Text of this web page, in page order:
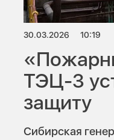
30.03.2026 10:19
ТЭЦ-3
защиту
Сибирская